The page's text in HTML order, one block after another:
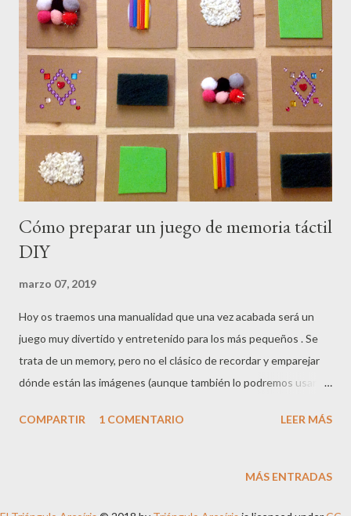
ellos han construido su vida alrededor del miedo que le tienen al
animal: Negocios, conferencias, libros y diarios...todo gira
alrededor del feroz animal. ¿Pero realmente es tan feroz como
ellos creen? Un día se cruzan con él, y no lo reconocen porque...
¡lleva calzoncillos! ¿De dónde los ha sacado? ¿Puede ser un
animal terrible y al mismo tiempo llevar calzoncillos? No os quiero
desvelar el sorprend...
Cómo preparar un juego de memoria táctil
DIY
marzo 07, 2019
Hoy os traemos una manualidad que una vez acabada será un
juego muy divertido y entretenido para los más pequeños . Se
trata de un memory, pero no el clásico de recordar y emparejar
dónde están las imágenes (aunque también lo podremos usar de
parejas utilizando el sentido del tacto. Todo un desafío para los
blanca (opcional) - Pegamento fuerte - Materiales con
COMPARTIR 1 COMENTARIO LEER MÁS
MÁS ENTRADAS